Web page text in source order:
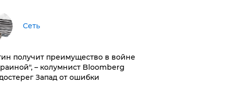
Сеть
получит преимущество в войне
– колумнист Bloomberg
Запад от ошибки